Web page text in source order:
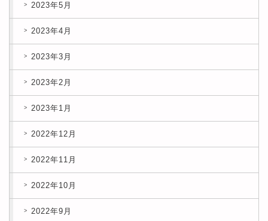
2023年5月
2023年4月
2023年3月
2023年2月
2023年1月
2022年12月
2022年11月
2022年10月
2022年9月